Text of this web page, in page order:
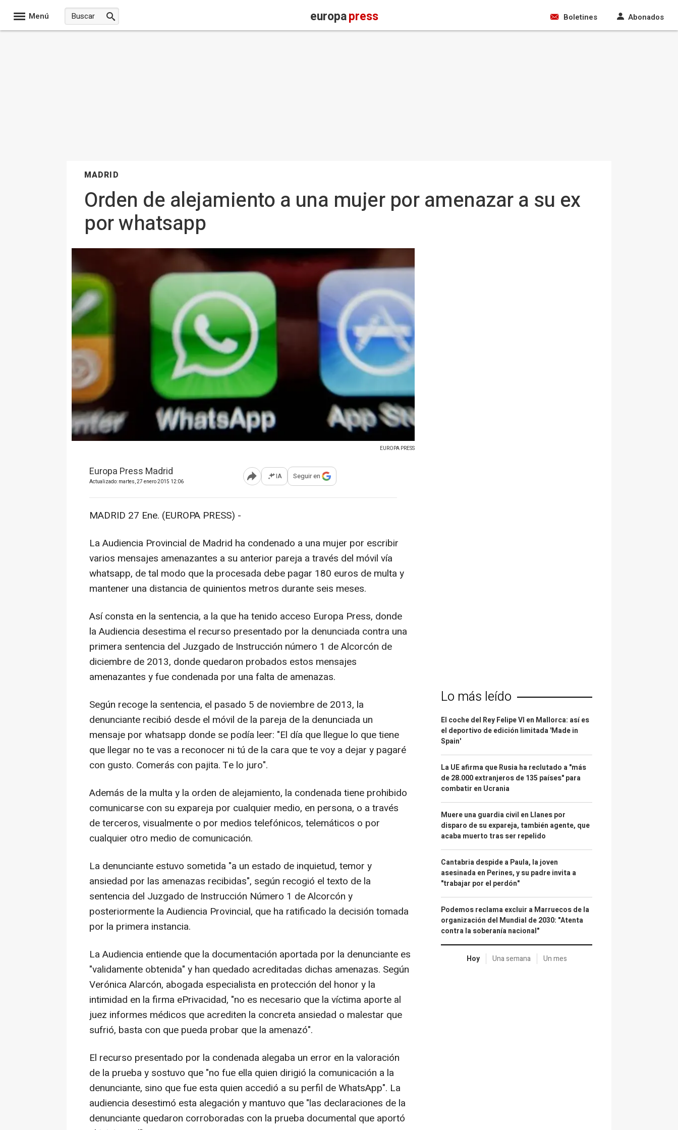
Menú europapress Boletines Abonados
MADRID
Orden de alejamiento a una mujer por amenazar a su ex
por whatsapp
EUROPA PRESS
Europa Press Madrid
Actualizado: martes, 27 enero 2015 12:06 Abrir opciones para compartir
IA Seguir en
MADRID 27 Ene. (EUROPA PRESS) -
La Audiencia Provincial de Madrid ha condenado a una mujer por escribir
varios mensajes amenazantes a su anterior pareja a través del móvil vía
whatsapp, de tal modo que la procesada debe pagar 180 euros de multa y
mantener una distancia de quinientos metros durante seis meses.
Así consta en la sentencia, a la que ha tenido acceso Europa Press, donde
la Audiencia desestima el recurso presentado por la denunciada contra una
primera sentencia del Juzgado de Instrucción número 1 de Alcorcón de
diciembre de 2013, donde quedaron probados estos mensajes
amenazantes y fue condenada por una falta de amenazas.
Según recoge la sentencia, el pasado 5 de noviembre de 2013, la
denunciante recibió desde el móvil de la pareja de la denunciada un
mensaje por whatsapp donde se podía leer: "El día que llegue lo que tiene
que llegar no te vas a reconocer ni tú de la cara que te voy a dejar y pagaré
con gusto. Comerás con pajita. Te lo juro".
Además de la multa y la orden de alejamiento, la condenada tiene prohibido
comunicarse con su expareja por cualquier medio, en persona, o a través
de terceros, visualmente o por medios telefónicos, telemáticos o por
cualquier otro medio de comunicación.
La denunciante estuvo sometida "a un estado de inquietud, temor y
ansiedad por las amenazas recibidas", según recogió el texto de la
sentencia del Juzgado de Instrucción Número 1 de Alcorcón y
posteriormente la Audiencia Provincial, que ha ratificado la decisión tomada
por la primera instancia.
La Audiencia entiende que la documentación aportada por la denunciante es
"validamente obtenida" y han quedado acreditadas dichas amenazas. Según
Verónica Alarcón, abogada especialista en protección del honor y la
intimidad en la firma ePrivacidad, "no es necesario que la víctima aporte al
juez informes médicos que acrediten la concreta ansiedad o malestar que
sufrió, basta con que pueda probar que la amenazó".
El recurso presentado por la condenada alegaba un error en la valoración
de la prueba y sostuvo que "no fue ella quien dirigió la comunicación a la
denunciante, sino que fue esta quien accedió a su perfil de WhatsApp". La
audiencia desestimó esta alegación y mantuvo que "las declaraciones de la
denunciante quedaron corroboradas con la prueba documental que aportó
Lo más leído
El coche del Rey Felipe VI en Mallorca: así es
el deportivo de edición limitada 'Made in
Spain'
La UE afirma que Rusia ha reclutado a "más
de 28.000 extranjeros de 135 países" para
combatir en Ucrania
Muere una guardia civil en Llanes por
disparo de su expareja, también agente, que
acaba muerto tras ser repelido
Cantabria despide a Paula, la joven
asesinada en Perines, y su padre invita a
"trabajar por el perdón"
Podemos reclama excluir a Marruecos de la
organización del Mundial de 2030: "Atenta
contra la soberanía nacional"
Hoy Una semana Un mes